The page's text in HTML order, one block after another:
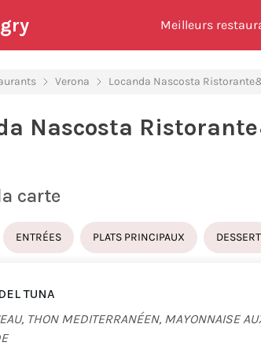
Meilleurs
Verona Locanda Nascosta
Nascosta
carte
ENTRÉES PLATS PRINCIPAUX DESSERT
TUNA
THON MEDITERRANÉEN, MAYONNAISE